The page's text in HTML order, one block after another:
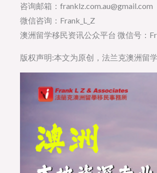
咨询邮箱：franklz.com.au@gmail.com
微信咨询：Frank_L_Z
澳洲留学移民资讯公众平台 微信号：
版权声明:本文为原创，法兰克澳洲留